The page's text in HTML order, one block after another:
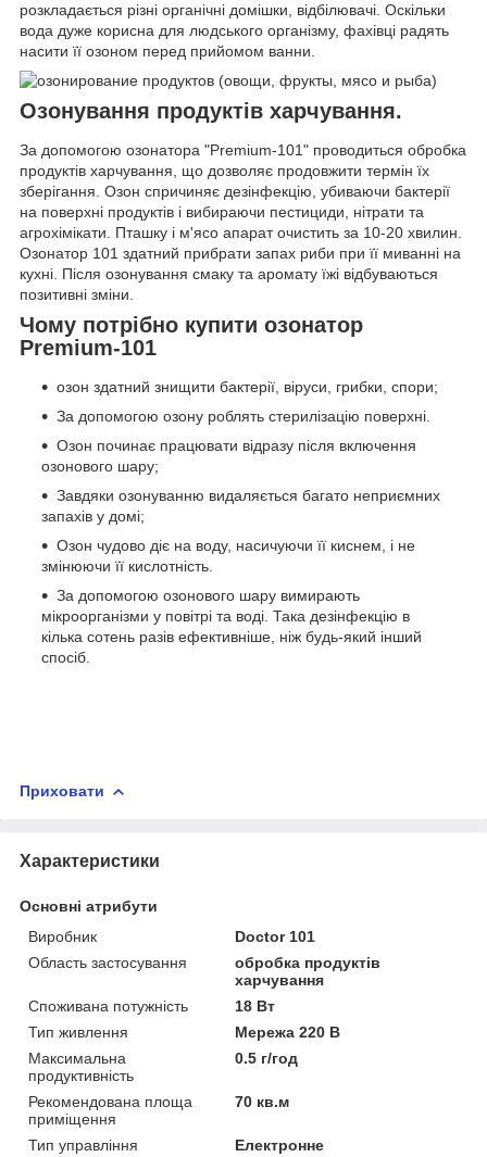
розкладається різні органічні домішки, відбілювачі. Оскільки
вода дуже корисна для людського організму, фахівці радять
насити її озоном перед прийомом ванни.
Озонування продуктів харчування.
За допомогою озонатора "Premium-101" проводиться обробка
продуктів харчування, що дозволяє продовжити термін їх
зберігання. Озон спричиняє дезінфекцію, убиваючи бактерії
на поверхні продуктів і вибираючи пестициди, нітрати та
агрохімікати. Пташку і м'ясо апарат очистить за 10-20 хвилин.
Озонатор 101 здатний прибрати запах риби при її миванні на
кухні. Після озонування смаку та аромату їжі відбуваються
позитивні зміни.
Чому потрібно купити озонатор
Premium-101
озон здатний знищити бактерії, віруси, грибки, спори;
За допомогою озону роблять стерилізацію поверхні.
Озон починає працювати відразу після включення
озонового шару;
Завдяки озонуванню видаляється багато неприємних
запахів у домі;
Озон чудово діє на воду, насичуючи її киснем, і не
змінюючи її кислотність.
За допомогою озонового шару вимирають
мікроорганізми у повітрі та воді. Така дезінфекцію в
кілька сотень разів ефективніше, ніж будь-який інший
спосіб.
Приховати
Характеристики
Основні атрибути
Виробник
Doctor 101
Область застосування
обробка продуктів
харчування
Споживана потужність
18 Вт
Тип живлення
Мережа 220 В
Максимальна
продуктивність
0.5 г/год
Рекомендована площа
приміщення
70 кв.м
Тип управління Електронне